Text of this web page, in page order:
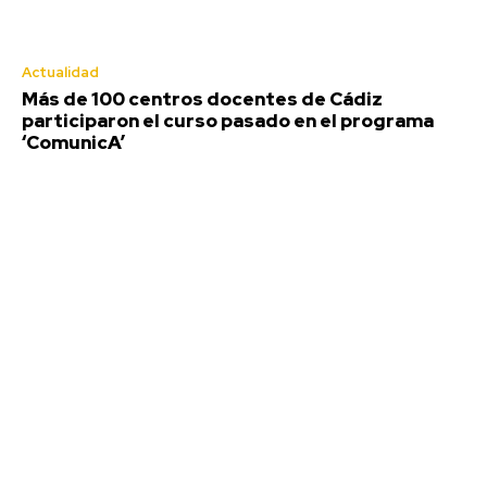
Actualidad
Más de 100 centros docentes de Cádiz
participaron el curso pasado en el programa
‘ComunicA’